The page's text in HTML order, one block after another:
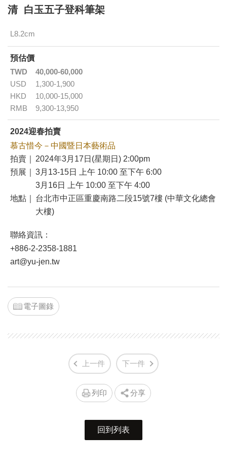
清 白玉五子登科筆架
L8.2cm
預估價
TWD
40,000-60,000
USD
1,300-1,900
HKD
10,000-15,000
RMB
9,300-13,950
2024迎春拍賣
慕古惜今－中國暨日本藝術品
拍賣｜
2024年3月17日(星期日) 2:00pm
預展｜
3月13-15日 上午 10:00 至下午 6:00
3月16日 上午 10:00 至下午 4:00
地點｜
台北市中正區重慶南路二段15號7樓 (中華文化總會
大樓)
聯絡資訊：
+886-2-2358-1881
art@yu-jen.tw
電子圖錄
上一件 下一件
列印 分享
回到列表